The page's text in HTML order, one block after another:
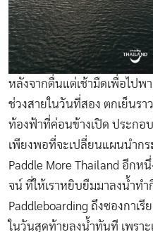
หลังจากตื่นแต่เช้ามืดเพื่อไปพ
ช่วงสายในวันที่สอง ตกเย็นรา
ท้องฟ้าที่ค่อนข้างเปิด ประกอบ
เพียงพอที่จะเปลี่ยนแผนนำก
Paddle More Thailand อีกห
จน์ ที่ให้เราหยิบยืมมาลงน้ำทำ
Paddleboarding ถึงซองกาเรี
ในวันสุดท้ายลงน้ำทันที เพรา